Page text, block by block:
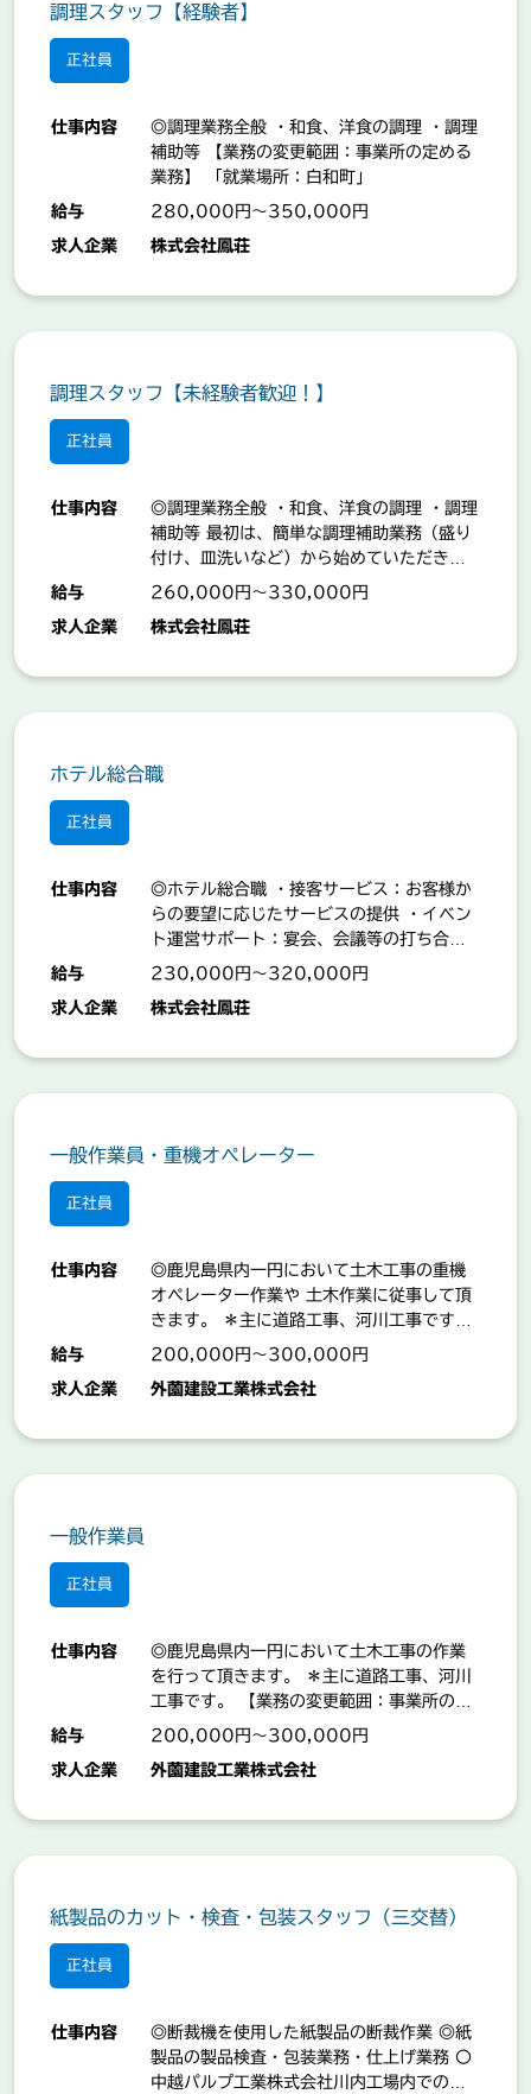
調理スタッフ【経験者】
正社員
仕事内容
◎調理業務全般 ・和食、洋食の調理 ・調理
補助等 【業務の変更範囲：事業所の定める
業務】 「就業場所：白和町」
給与 280,000円～350,000円
求人企業 株式会社鳳荘
調理スタッフ【未経験者歓迎！】
正社員
仕事内容
◎調理業務全般 ・和食、洋食の調理 ・調理
補助等 最初は、簡単な調理補助業務（盛り
付け、皿洗いなど）から始めていただきま
す。 【業務の変更範囲：事業所の定める業
給与 260,000円～330,000円
求人企業 株式会社鳳荘
ホテル総合職
正社員
仕事内容
◎ホテル総合職 ・接客サービス：お客様か
らの要望に応じたサービスの提供 ・イベン
ト運営サポート：宴会、会議等の打ち合わ
せ ・フロントサポート：宿泊のお客様への
議室の設営等 ・その他：施設の清掃、設備
業務】 「就業場所：白和町」
給与 230,000円～320,000円
求人企業 株式会社鳳荘
一般作業員・重機オペレーター
正社員
仕事内容
◎鹿児島県内一円において土木工事の重機
オペレーター作業や 土木作業に従事して頂
きます。 ＊主に道路工事、河川工事です。
【業務の変更範囲：事業所の定める業務】
給与 200,000円～300,000円
求人企業 外薗建設工業株式会社
一般作業員
正社員
仕事内容
◎鹿児島県内一円において土木工事の作業
を行って頂きます。 ＊主に道路工事、河川
工事です。 【業務の変更範囲：事業所の定
める業務】
給与 200,000円～300,000円
求人企業 外薗建設工業株式会社
紙製品のカット・検査・包装スタッフ（三交替）
正社員
仕事内容
◎断裁機を使用した紙製品の断裁作業 ◎紙
製品の製品検査・包装業務・仕上げ業務 〇
中越パルプ工業株式会社川内工場内での作